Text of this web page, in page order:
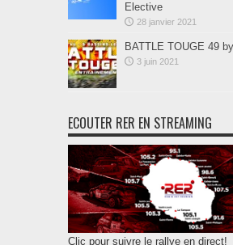
Elective
28 janvier 2021
BATTLE TOUGE 49
3 juin 2021
ECOUTER RER EN STREAMING
Clic pour suivre le rallye en direct!